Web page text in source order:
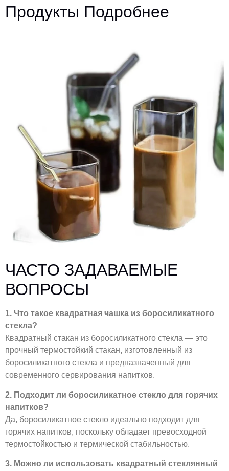
Продукты Подробнее
ЧАСТО ЗАДАВАЕМЫЕ
ВОПРОСЫ
1. Что такое квадратная чашка из боросиликатного
стекла?
Квадратный стакан из боросиликатного стекла — это
прочный термостойкий стакан, изготовленный из
боросиликатного стекла и предназначенный для
современного сервирования напитков.
2. Подходит ли боросиликатное стекло для горячих
напитков?
Да, боросиликатное стекло идеально подходит для
горячих напитков, поскольку обладает превосходной
термостойкостью и термической стабильностью.
3. Можно ли использовать квадратный стеклянный